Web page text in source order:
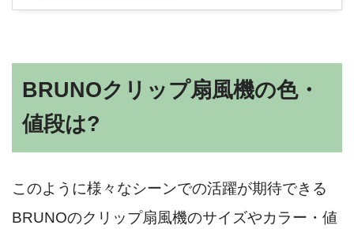
BRUNOクリップ扇風機の色・
値段は?
このように様々なシーンでの活躍が期待できる
BRUNOのクリップ扇風機のサイズやカラー・値